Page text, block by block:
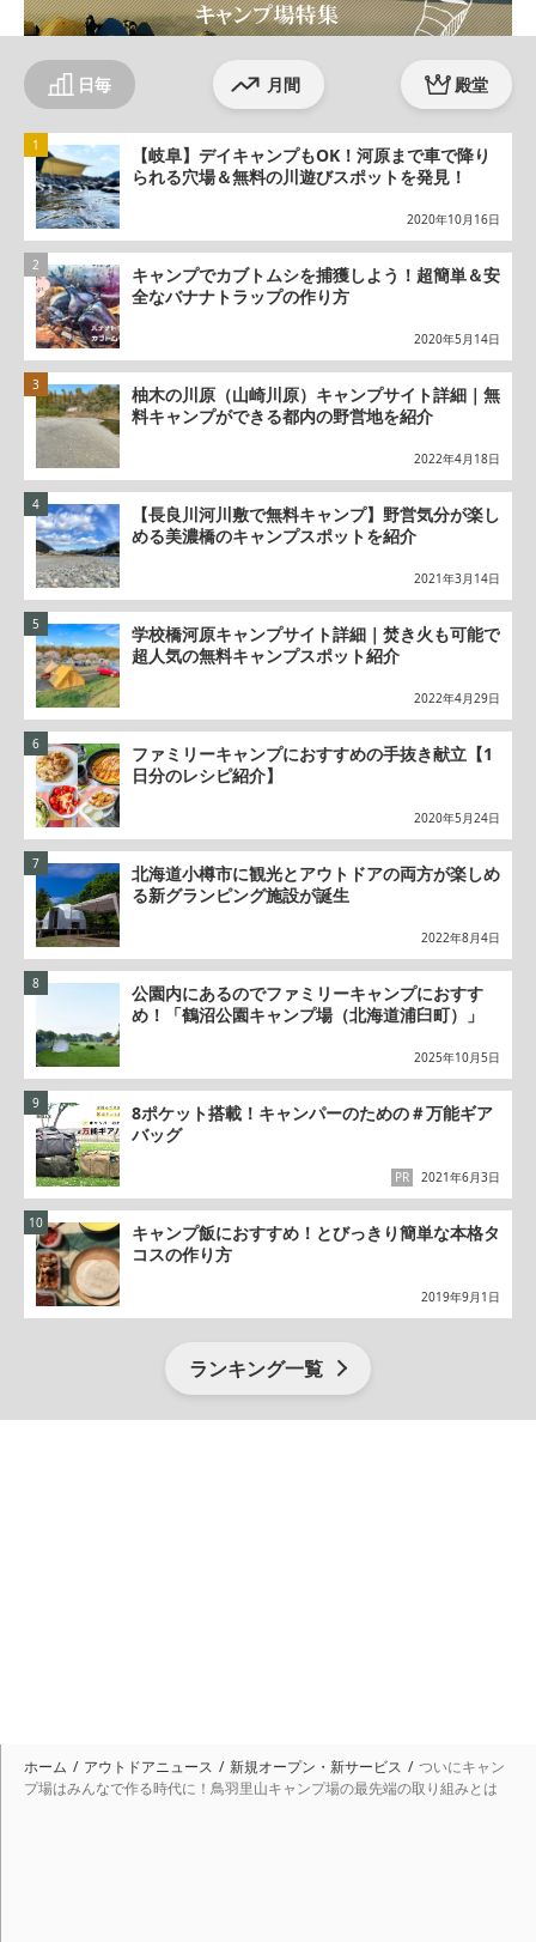
日毎 月間 殿堂
【岐阜】デイキャンプもOK！河原まで車で降り
られる穴場＆無料の川遊びスポットを発見！
2020年10月16日
キャンプでカブトムシを捕獲しよう！超簡単＆安
全なバナナトラップの作り方
2020年5月14日
柚木の川原（山崎川原）キャンプサイト詳細｜無
料キャンプができる都内の野営地を紹介
2022年4月18日
【長良川河川敷で無料キャンプ】野営気分が楽し
める美濃橋のキャンプスポットを紹介
2021年3月14日
学校橋河原キャンプサイト詳細｜焚き火も可能で
超人気の無料キャンプスポット紹介
2022年4月29日
ファミリーキャンプにおすすめの手抜き献立【1
日分のレシピ紹介】
2020年5月24日
北海道小樽市に観光とアウトドアの両方が楽しめ
る新グランピング施設が誕生
2022年8月4日
公園内にあるのでファミリーキャンプにおすす
め！「鶴沼公園キャンプ場（北海道浦臼町）」
2025年10月5日
8ポケット搭載！キャンパーのための＃万能ギア
バッグ
2021年6月3日
PR
キャンプ飯におすすめ！とびっきり簡単な本格タ
コスの作り方
2019年9月1日
ランキング一覧
ホーム アウトドアニュース 新規オープン・新サービス
ついにキャン
プ場はみんなで作る時代に！鳥羽里山キャンプ場の最先端の取り組みとは